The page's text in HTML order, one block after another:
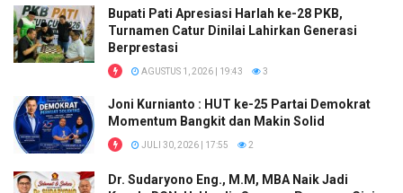
Bupati Pati Apresiasi Harlah ke-28 PKB,
Turnamen Catur Dinilai Lahirkan Generasi
Berprestasi
AGUSTUS 1, 2026 | 19:43 3
Joni Kurnianto : HUT ke-25 Partai Demokrat
Momentum Bangkit dan Makin Solid
JULI 30, 2026 | 17:55 2
Dr. Sudaryono Eng., M.M, MBA Naik Jadi